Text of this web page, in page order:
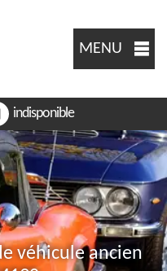
MENU
indisponible
véhicule ancien